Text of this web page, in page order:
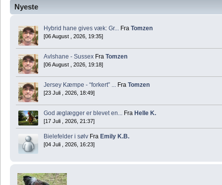
Nyeste
Hybrid hane gives væk: Gr... Fra Tomzen
[06 August , 2026, 19:35]
Avlshane - Sussex Fra Tomzen
[06 August , 2026, 19:18]
Jersey Kæmpe - “forkert” ... Fra Tomzen
[23 Juli , 2026, 18:49]
God æglægger er blevet en... Fra Helle K.
[17 Juli , 2026, 21:37]
Bielefelder i sølv Fra Emily K.B.
[04 Juli , 2026, 16:23]